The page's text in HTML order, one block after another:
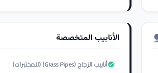
الأنابيب المتخصصة
أنابيب الزجاج (Glass Pipes) (للمختبرات)check_circle